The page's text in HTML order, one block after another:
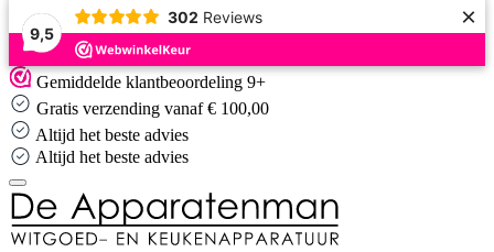
9,5
302 Reviews ×
Skip
to
content
Gemiddelde klantbeoordeling 9+
Gratis verzending vanaf € 100,00
Altijd het beste advies
Altijd het beste advies